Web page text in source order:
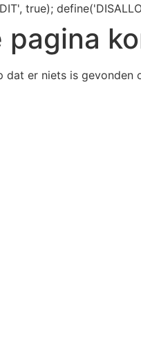
true);
pagina
dat er niets is gevonden